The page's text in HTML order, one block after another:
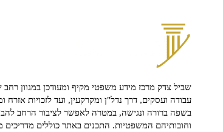
שביל צדק מרכז מידע משפטי מקיף ומעודכן במגוון
עבודה ועסקים, דרך נדל"ן ומקרקעין, ועד לזכויות אזרח
בשפה ברורה ונגישה, במטרה לאפשר לציבור הרחב
וחובותיהם המשפטיות. התכנים באתר כוללים מדריכים